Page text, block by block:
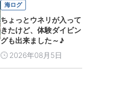
海ログ
ちょっとウネリが入って
きたけど、体験ダイビン
グも出来ました～♪
2026年08月5日